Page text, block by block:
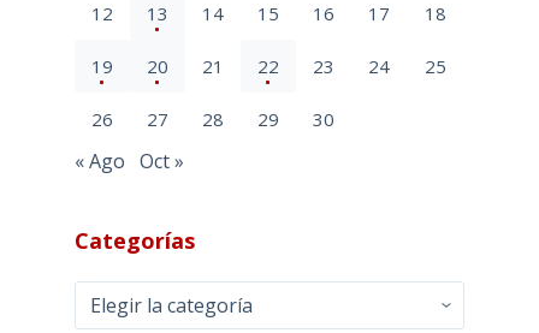
12 13 14 15 16 17 18
19 20 21 22 23 24 25
26 27 28 29 30
« Ago Oct »
Categorías
Categorías